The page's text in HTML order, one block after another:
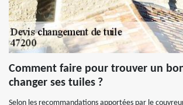
Comment faire pour trouver un
changer ses tuiles ?
Selon les recommandations apportées par le